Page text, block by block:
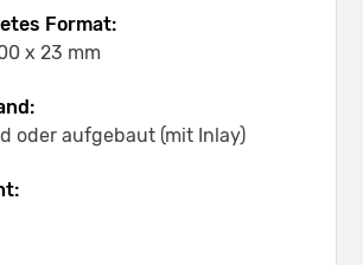
Format:
x 23 mm
oder aufgebaut (mit Inlay)